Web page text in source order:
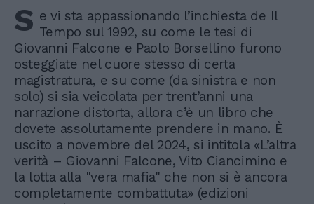
S e vi sta appassionando l’inchiesta de Il
Tempo sul 1992, su come le tesi di
Giovanni Falcone e Paolo Borsellino furono
osteggiate nel cuore stesso di certa
magistratura, e su come (da sinistra e non
solo) si sia veicolata per trent’anni una
narrazione distorta, allora c’è un libro che
dovete assolutamente prendere in mano. È
uscito a novembre del 2024, si intitola «L’altra
verità – Giovanni Falcone, Vito Ciancimino e
la lotta alla "vera mafia" che non si è ancora
completamente combattuta» (edizioni